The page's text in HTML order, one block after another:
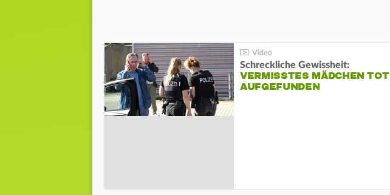
Schreckliche Gewissheit:
VERMISSTES MÄDCHEN TOT
AUFGEFUNDEN